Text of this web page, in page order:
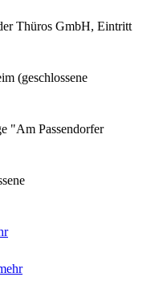
Thüros GmbH, Eintritt
(geschlossene
"Am Passendorfer